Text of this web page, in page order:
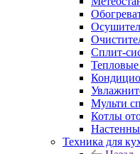
Сплит-
Мульти
Котлы
Техника для